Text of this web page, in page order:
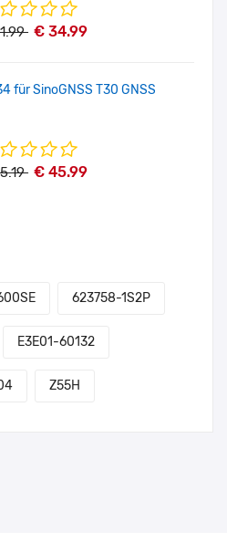
€ 34.99
für SinoGNSS T30 GNSS
€ 45.99
623758-1S2P
E3E01-60132
Z55H